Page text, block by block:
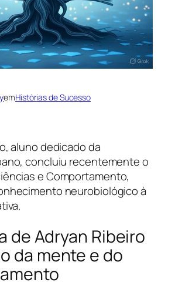
emHistórias de Sucesso
aluno dedicado da
concluiu recentemente o
e Comportamento,
neurobiológico à
de Adryan Ribeiro
da mente e do